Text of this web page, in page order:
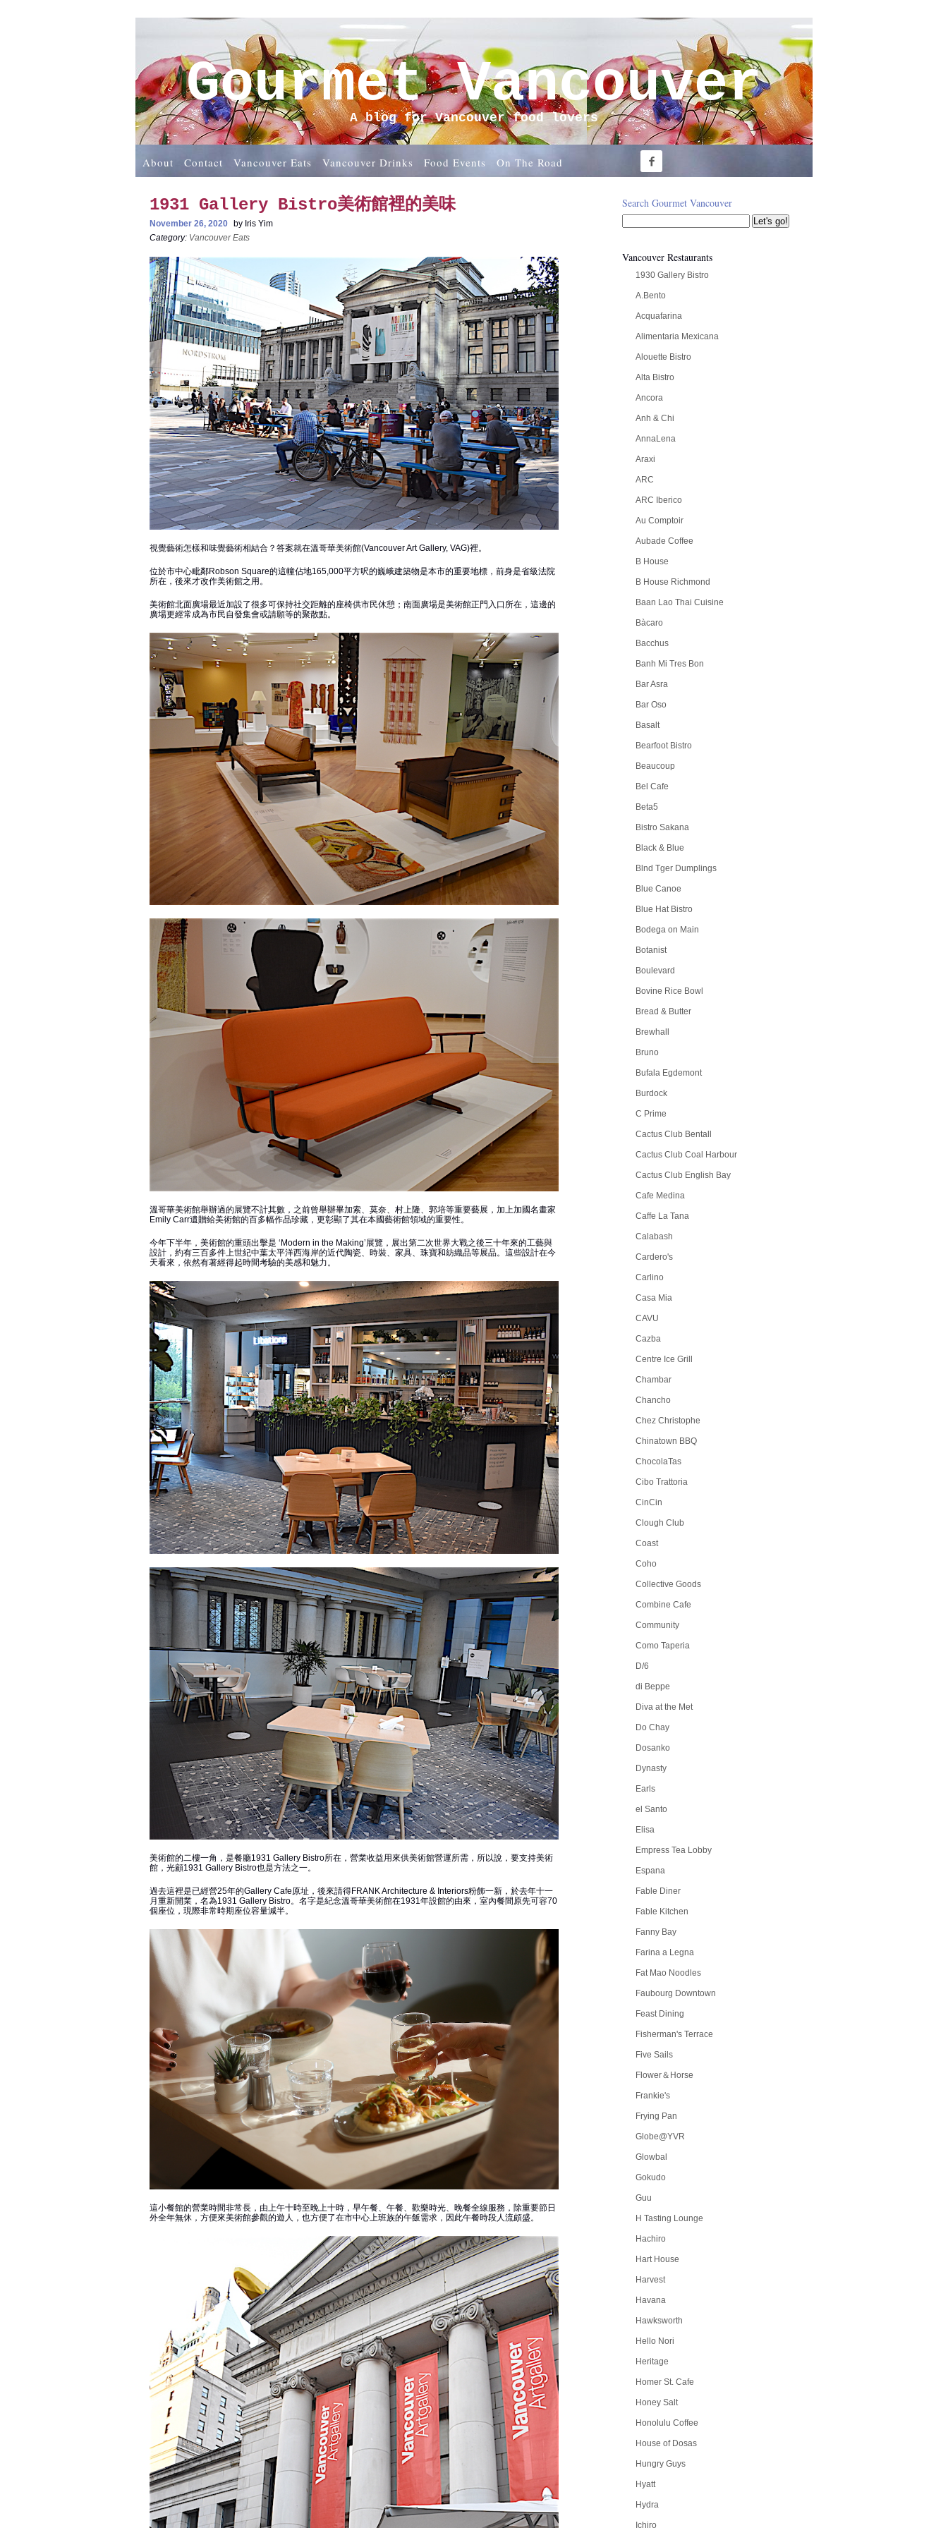
Gourmet Vancouver
A blog for Vancouver food lovers
About Contact Vancouver Eats Vancouver Drinks Food Events On The Road 
1931 Gallery Bistro美術館裡的美味
November 26, 2020 by Iris Yim
Category: Vancouver Eats
視覺藝術怎樣和味覺藝術相結合？答案就在溫哥華美術館(Vancouver Art Gallery, VAG)裡。
位於市中心毗鄰Robson Square的這幢佔地165,000平方呎的巍峨建築物是本市的重要地標，前身是省級法院
所在，後來才改作美術館之用。
美術館北面廣場最近加設了很多可保持社交距離的座椅供市民休憩；南面廣場是美術館正門入口所在，這邊的
廣場更經常成為市民自發集會或請願等的聚散點。
溫哥華美術館舉辦過的展覽不計其數，之前曾舉辦畢加索、莫奈、村上隆、郭培等重要藝展，加上加國名畫家
Emily Carr遺贈給美術館的百多幅作品珍藏，更彰顯了其在本國藝術館領域的重要性。
今年下半年，美術館的重頭出擊是 ‘Modern in the Making’展覽，展出第二次世界大戰之後三十年來的工藝與
設計，約有三百多件上世紀中葉太平洋西海岸的近代陶瓷、時裝、家具、珠寶和紡織品等展品。這些設計在今
天看來，依然有著經得起時間考驗的美感和魅力。
美術館的二樓一角，是餐廳1931 Gallery Bistro所在，營業收益用來供美術館營運所需，所以說，要支持美術
館，光顧1931 Gallery Bistro也是方法之一。
過去這裡是已經營25年的Gallery Cafe原址，後來請得FRANK Architecture & Interiors粉飾一新，於去年十一
月重新開業，名為1931 Gallery Bistro。名字是紀念溫哥華美術館在1931年設館的由來，室內餐間原先可容70
個座位，現際非常時期座位容量減半。
這小餐館的營業時間非常長，由上午十時至晚上十時，早午餐、午餐、歡樂時光、晚餐全線服務，除重要節日
外全年無休，方便來美術館參觀的遊人，也方便了在市中心上班族的午飯需求，因此午餐時段人流頗盛。
Search Gourmet Vancouver
Vancouver Restaurants
1930 Gallery Bistro
A.Bento
Acquafarina
Alimentaria Mexicana
Alouette Bistro
Alta Bistro
Ancora
Anh & Chi
AnnaLena
Araxi
ARC
ARC Iberico
Au Comptoir
Aubade Coffee
B House
B House Richmond
Baan Lao Thai Cuisine
Bàcaro
Bacchus
Banh Mi Tres Bon
Bar Asra
Bar Oso
Basalt
Bearfoot Bistro
Beaucoup
Bel Cafe
Beta5
Bistro Sakana
Black & Blue
Blnd Tger Dumplings
Blue Canoe
Blue Hat Bistro
Bodega on Main
Botanist
Boulevard
Bovine Rice Bowl
Bread & Butter
Brewhall
Bruno
Bufala Egdemont
Burdock
C Prime
Cactus Club Bentall
Cactus Club Coal Harbour
Cactus Club English Bay
Cafe Medina
Caffe La Tana
Calabash
Cardero's
Carlino
Casa Mia
CAVU
Cazba
Centre Ice Grill
Chambar
Chancho
Chez Christophe
Chinatown BBQ
ChocolaTas
Cibo Trattoria
CinCin
Clough Club
Coast
Coho
Collective Goods
Combine Cafe
Community
Como Taperia
D/6
di Beppe
Diva at the Met
Do Chay
Dosanko
Dynasty
Earls
el Santo
Elisa
Empress Tea Lobby
Espana
Fable Diner
Fable Kitchen
Fanny Bay
Farina a Legna
Fat Mao Noodles
Faubourg Downtown
Feast Dining
Fisherman's Terrace
Five Sails
Flower＆Horse
Frankie's
Frying Pan
Globe@YVR
Glowbal
Gokudo
Guu
H Tasting Lounge
Hachiro
Hart House
Harvest
Havana
Hawksworth
Hello Nori
Heritage
Homer St. Cafe
Honey Salt
Honolulu Coffee
House of Dosas
Hungry Guys
Hyatt
Hydra
Ichiro